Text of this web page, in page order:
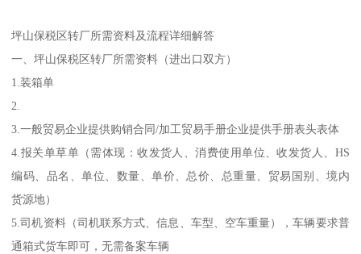
坪山保税区转厂所需资料及流程详细解答
一、坪山保税区转厂所需资料（进出口双方）
1.装箱单
2.
3.一般贸易企业提供购销合同/加工贸易手册企业提供手册表头表体
4.报关单草单（需体现：收发货人、消费使用单位、收发货人、HS
编码、品名、单位、数量、单价、总价、总重量、贸易国别、境内
货源地）
5.司机资料（司机联系方式、信息、车型、空车重量），车辆要求普
通箱式货车即可，无需备案车辆